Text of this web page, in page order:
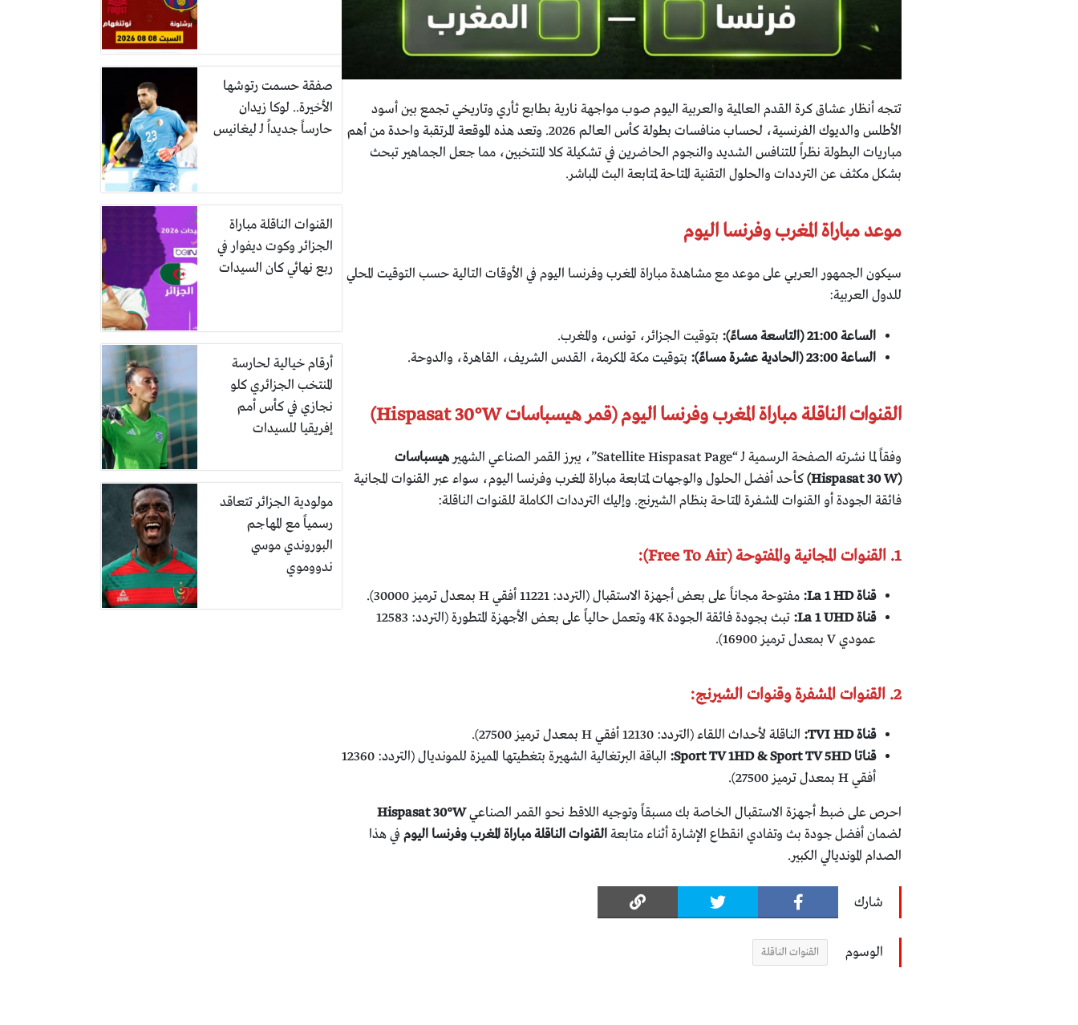
صفقة حسمت رتوشها
الأخيرة.. لوكا زيدان
حارساً جديداً لـ ليغانيس
القنوات الناقلة مباراة
الجزائر وكوت ديفوار في
ربع نهائي كان السيدات
أرقام خيالية لحارسة
المنتخب الجزائري كلو
نجازي في كأس أمم
إفريقيا للسيدات
مولودية الجزائر تتعاقد
رسمياً مع المهاجم
البوروندي موسي
ندووموي
تتجه أنظار عشاق كرة القدم العالمية والعربية اليوم صوب مواجهة نارية بطابع ثأري وتاريخي تجمع بين أسود
الأطلس والديوك الفرنسية، لحساب منافسات بطولة كأس العالم 2026. وتعد هذه الموقعة المرتقبة واحدة من أهم
مباريات البطولة نظراً للتنافس الشديد والنجوم الحاضرين في تشكيلة كلا المنتخبين، مما جعل الجماهير تبحث
بشكل مكثف عن الترددات والحلول التقنية المتاحة لمتابعة البث المباشر.
موعد مباراة المغرب وفرنسا اليوم
سيكون الجمهور العربي على موعد مع مشاهدة مباراة المغرب وفرنسا اليوم في الأوقات التالية حسب التوقيت المحلي
للدول العربية:
الساعة 21:00 (التاسعة مساءً):
بتوقيت الجزائر، تونس، والمغرب.
الساعة 23:00 (الحادية عشرة مساءً):
بتوقيت مكة المكرمة، القدس الشريف، القاهرة، والدوحة.
القنوات الناقلة مباراة المغرب وفرنسا اليوم (قمر هيسباسات Hispasat 30°W)
وفقاً لما نشرته الصفحة الرسمية لـ “Satellite Hispasat Page”، يبرز القمر الصناعي الشهير
هيسباسات
(Hispasat 30 W)
كأحد أفضل الحلول والوجهات لمتابعة مباراة المغرب وفرنسا اليوم، سواء عبر القنوات المجانية
فائقة الجودة أو القنوات المشفرة المتاحة بنظام الشيرنج. وإليك الترددات الكاملة للقنوات الناقلة:
1. القنوات المجانية والمفتوحة (Free To Air):
قناة La 1 HD:
مفتوحة مجاناً على بعض أجهزة الاستقبال (التردد: 11221 أفقي H بمعدل ترميز 30000).
قناة La 1 UHD:
تبث بجودة فائقة الجودة 4K وتعمل حالياً على بعض الأجهزة المتطورة (التردد: 12583
عمودي V بمعدل ترميز 16900).
2. القنوات المشفرة وقنوات الشيرنج:
قناة TVI HD:
الناقلة لأحداث اللقاء (التردد: 12130 أفقي H بمعدل ترميز 27500).
قناتا Sport TV 1HD & Sport TV 5HD:
الباقة البرتغالية الشهيرة بتغطيتها المميزة للمونديال (التردد: 12360
أفقي H بمعدل ترميز 27500).
احرص على ضبط أجهزة الاستقبال الخاصة بك مسبقاً وتوجيه اللاقط نحو القمر الصناعيHispasat 30°W
لضمان أفضل جودة بث وتفادي انقطاع الإشارة أثناء متابعةالقنوات الناقلة مباراة المغرب وفرنسا اليوم في هذا
الصدام المونديالي الكبير.
شارك
الوسوم القنوات الناقلة